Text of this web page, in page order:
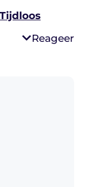
Tijdloos
Reageer